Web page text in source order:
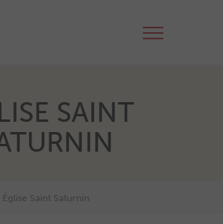
SAINT
Église Saint Saturnin